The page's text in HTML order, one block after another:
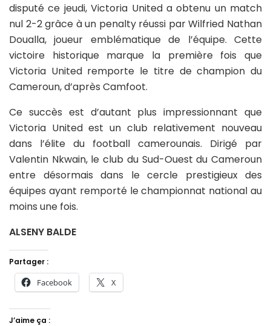
disputé ce jeudi, Victoria United a obtenu un match
nul 2-2 grâce à un penalty réussi par Wilfried Nathan
Doualla, joueur emblématique de l’équipe. Cette
victoire historique marque la première fois que
Victoria United remporte le titre de champion du
Cameroun, d’après Camfoot.
Ce succès est d’autant plus impressionnant que
Victoria United est un club relativement nouveau
dans l’élite du football camerounais. Dirigé par
Valentin Nkwain, le club du Sud-Ouest du Cameroun
entre désormais dans le cercle prestigieux des
équipes ayant remporté le championnat national au
moins une fois.
ALSENY BALDE
Partager :
Facebook X
J’aime ça :